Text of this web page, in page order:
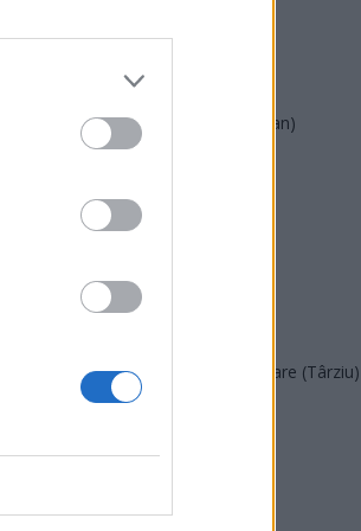
PMP (Tomac)
Forța Dreptei (L. Orban)
SENS
POT (Gavrilă)
Acțiunea Conservatoare (Târziu)
PDF (Lazarus)
PNCR (Terheș)